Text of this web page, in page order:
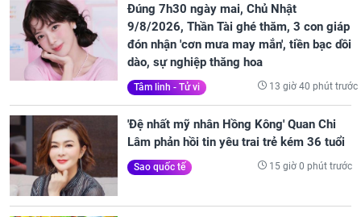
Đúng 7h30 ngày mai, Chủ Nhật
9/8/2026, Thần Tài ghé thăm, 3 con giáp
đón nhận 'cơn mưa may mắn', tiền bạc dồi
dào, sự nghiệp thăng hoa
Tâm linh - Tử vi 13 giờ 40 phút trước
'Đệ nhất mỹ nhân Hồng Kông' Quan Chi
Lâm phản hồi tin yêu trai trẻ kém 36 tuổi
Sao quốc tế 15 giờ 0 phút trước